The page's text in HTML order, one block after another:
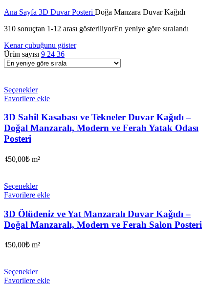
Ana Sayfa 3D Duvar Posteri Doğa Manzara Duvar Kağıdı
310 sonuçtan 1-12 arası gösteriliyorEn yeniye göre sıralandı
Kenar çubuğunu göster
Ürün sayısı 9 24 36
Seçenekler
Favorilere ekle
3D Sahil Kasabası ve Tekneler Duvar Kağıdı –
Doğal Manzaralı, Modern ve Ferah Yatak Odası
Posteri
450,00₺ m²
Seçenekler
Favorilere ekle
3D Ölüdeniz ve Yat Manzaralı Duvar Kağıdı –
Doğal Manzaralı, Modern ve Ferah Salon Posteri
450,00₺ m²
Seçenekler
Favorilere ekle